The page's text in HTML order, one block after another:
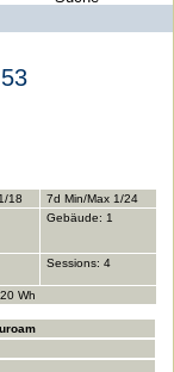
18
7d Min/Max 1/24
Gebäude: 1
Sessions: 4
Wh